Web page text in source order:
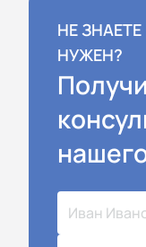
НЕ
НУЖЕН?